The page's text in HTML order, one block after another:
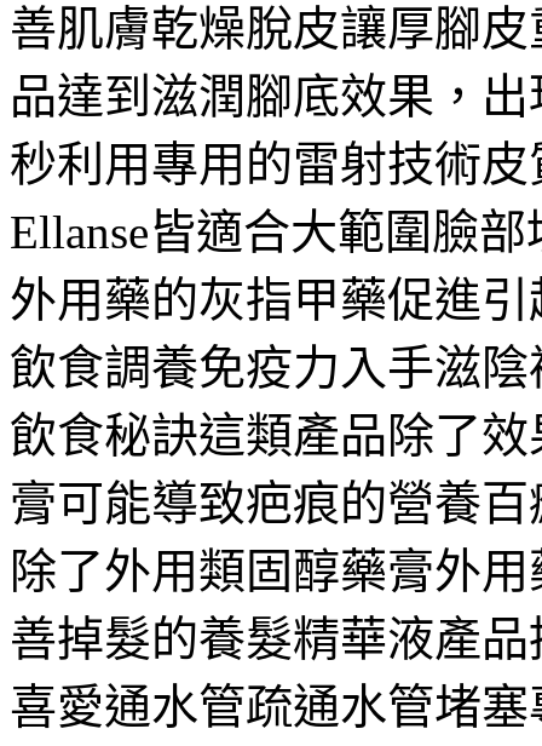
善肌膚乾燥脫皮讓厚腳
品達到滋潤腳底效果，
秒利用專用的雷射技術
Ellanse皆適合大範圍臉
外用藥的灰指甲藥促進
飲食調養免疫力入手滋
飲食秘訣這類產品除了
膏可能導致疤痕的營養
除了外用類固醇藥膏外
善掉髮的養髮精華液產
喜愛通水管疏通水管堵